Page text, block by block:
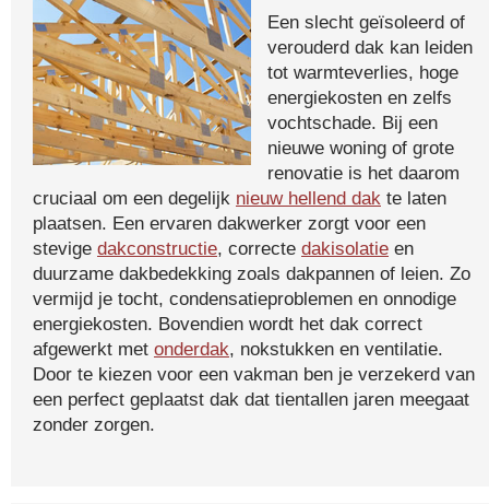
Een slecht geïsoleerd of
verouderd dak kan leiden
tot warmteverlies, hoge
energiekosten en zelfs
vochtschade. Bij een
nieuwe woning of grote
renovatie is het daarom
cruciaal om een degelijk nieuw hellend dak te laten
plaatsen. Een ervaren dakwerker zorgt voor een
stevige dakconstructie, correcte dakisolatie en
duurzame dakbedekking zoals dakpannen of leien. Zo
vermijd je tocht, condensatieproblemen en onnodige
energiekosten. Bovendien wordt het dak correct
afgewerkt met onderdak, nokstukken en ventilatie.
Door te kiezen voor een vakman ben je verzekerd van
een perfect geplaatst dak dat tientallen jaren meegaat
zonder zorgen.